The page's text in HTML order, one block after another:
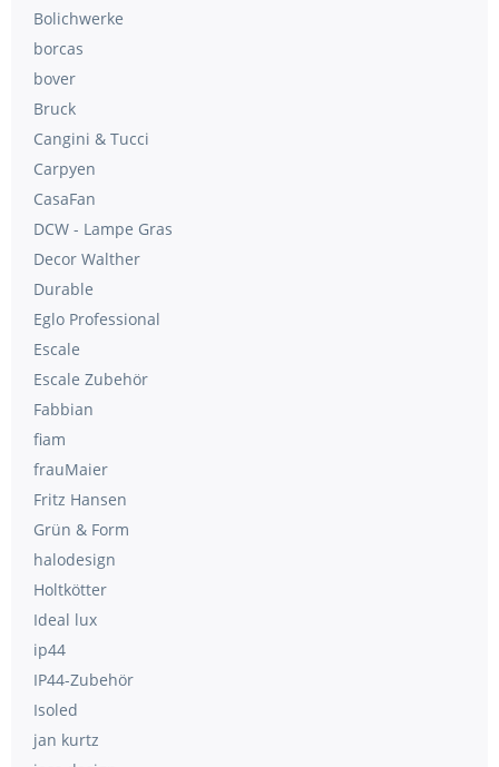
Bolichwerke
borcas
bover
Bruck
Cangini & Tucci
Carpyen
CasaFan
DCW - Lampe Gras
Decor Walther
Durable
Eglo Professional
Escale
Escale Zubehör
Fabbian
fiam
frauMaier
Fritz Hansen
Grün & Form
halodesign
Holtkötter
Ideal lux
ip44
IP44-Zubehör
Isoled
jan kurtz